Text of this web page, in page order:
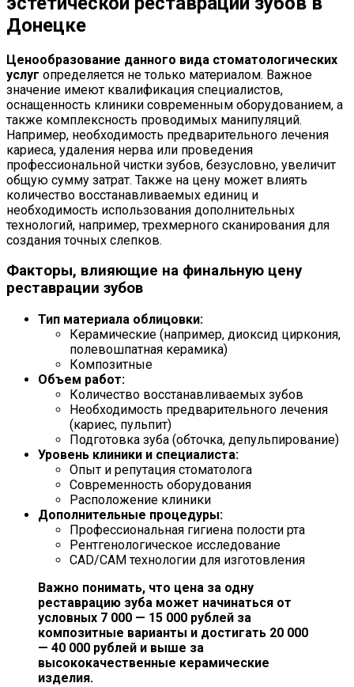
Донецке
Ценообразование данного вида стоматологических
услуг определяется не только материалом. Важное
значение имеют квалификация специалистов,
оснащенность клиники современным оборудованием, а
также комплексность проводимых манипуляций.
Например, необходимость предварительного лечения
кариеса, удаления нерва или проведения
профессиональной чистки зубов, безусловно, увеличит
общую сумму затрат. Также на цену может влиять
количество восстанавливаемых единиц и
необходимость использования дополнительных
технологий, например, трехмерного сканирования для
создания точных слепков.
Факторы, влияющие на финальную цену
реставрации зубов
Тип материала облицовки:
Керамические (например, диоксид циркония,
полевошпатная керамика)
Композитные
Объем работ:
Количество восстанавливаемых зубов
Необходимость предварительного лечения
(кариес, пульпит)
Подготовка зуба (обточка, депульпирование)
Уровень клиники и специалиста:
Опыт и репутация стоматолога
Современность оборудования
Расположение клиники
Дополнительные процедуры:
Профессиональная гигиена полости рта
Рентгенологическое исследование
CAD/CAM технологии для изготовления
Важно понимать, что цена за одну
реставрацию зуба может начинаться от
условных 7 000 — 15 000 рублей за
композитные варианты и достигать 20 000
— 40 000 рублей и выше за
высококачественные керамические
изделия.